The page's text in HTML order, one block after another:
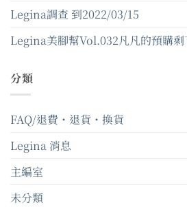
Legina調查 到2022/03/15
Legina美腳幫Vol.032凡凡的預購
分類
FAQ/退費・退貨・換貨
Legina 消息
主編室
未分類